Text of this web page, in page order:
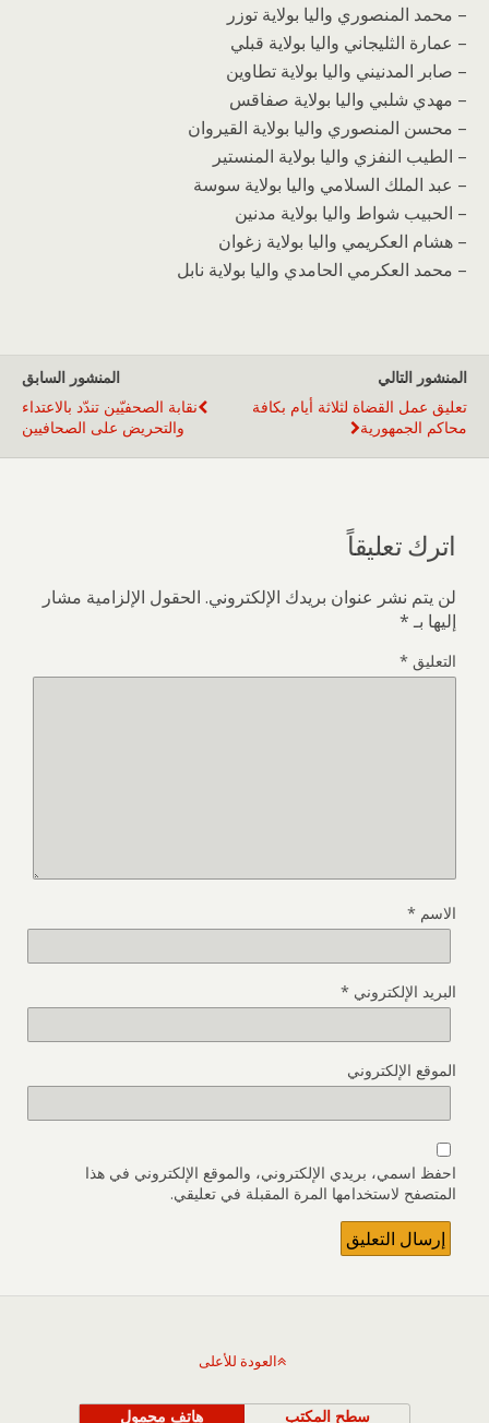
– محمد المنصوري واليا بولاية توزر
– عمارة الثليجاني واليا بولاية قبلي
– صابر المدنيني واليا بولاية تطاوين
– مهدي شلبي واليا بولاية صفاقس
– محسن المنصوري واليا بولاية القيروان
– الطيب النفزي واليا بولاية المنستير
– عبد الملك السلامي واليا بولاية سوسة
– الحبيب شواط واليا بولاية مدنين
– هشام العكريمي واليا بولاية زغوان
– محمد العكرمي الحامدي واليا بولاية نابل
المنشور السابق
نقابة الصحفيّين تندّد بالاعتداء
والتحريض على الصحافيين
المنشور التالي
تعليق عمل القضاة لثلاثة أيام بكافة
محاكم الجمهورية
اترك تعليقاً
لن يتم نشر عنوان بريدك الإلكتروني. الحقول الإلزامية مشار
إليها بـ*
التعليق *
الاسم *
البريد الإلكتروني *
الموقع الإلكتروني
احفظ اسمي، بريدي الإلكتروني، والموقع الإلكتروني في هذا
المتصفح لاستخدامها المرة المقبلة في تعليقي.
العودة للأعلى
هاتف محمول سطح المكتب